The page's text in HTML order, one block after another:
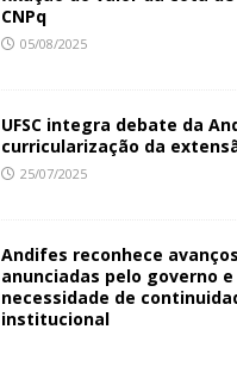
CNPq
05/08/2025
UFSC integra debate da
curricularização da
25/07/2025
Andifes reconhece
anunciadas pelo governo
necessidade de
institucional